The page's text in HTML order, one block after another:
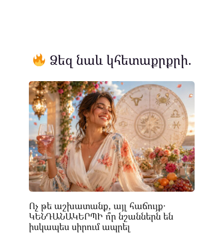
Ձեզ նաև կհետաքրքրի.
Ոչ թե աշխատանք, այլ հաճույք․
ԿԵՆԴԱՆԱԿԵՐՊԻ ո՞ր նշաններն են
իսկապես սիրում ապրել